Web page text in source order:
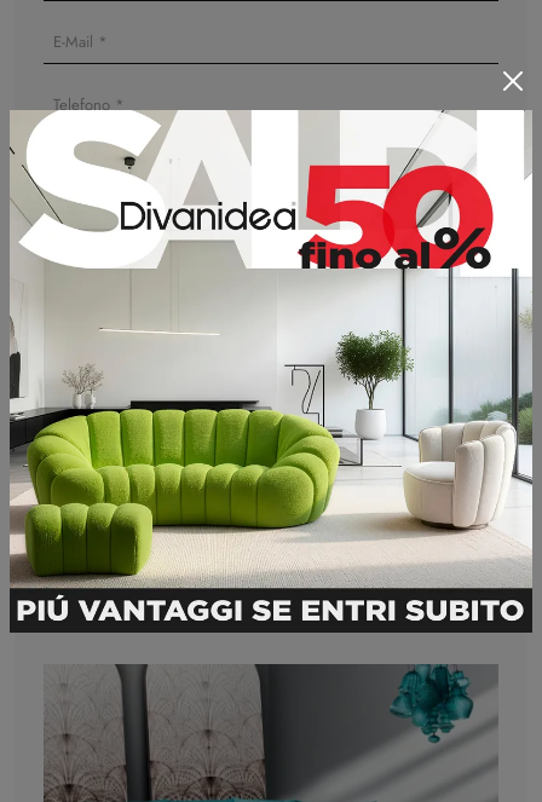
Potrebbero piacerti anche
Ho preso visione dellaPrivacy Policy